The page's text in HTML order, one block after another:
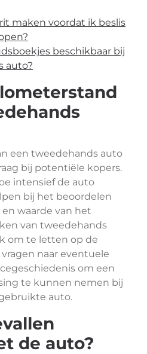
maken voordat ik beslis
beschikbaar bij
auto?
een tweedehands auto
bij potentiële kopers.
intensief de auto
bij het beoordelen
waarde van het
van tweedehands
om te letten op de
naar eventuele
om een
te kunnen nemen bij
auto.
de auto?